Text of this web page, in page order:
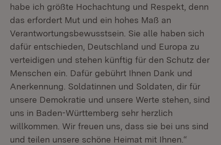
habe ich größte Hochachtung und Respekt, denn
das erfordert Mut und ein hohes Maß an
Verantwortungsbewusstsein. Sie alle haben sich
dafür entschieden, Deutschland und Europa zu
verteidigen und stehen künftig für den Schutz der
Menschen ein. Dafür gebührt Ihnen Dank und
Anerkennung. Soldatinnen und Soldaten, dir für
unsere Demokratie und unsere Werte stehen, sind
uns in Baden-Württemberg sehr herzlich
willkommen. Wir freuen uns, dass sie bei uns sind
und teilen unsere schöne Heimat mit Ihnen.“